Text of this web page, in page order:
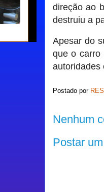
direção ao
destruiu a
Apesar do
que o carro
autoridades
Postado por
Nenhum
Postar